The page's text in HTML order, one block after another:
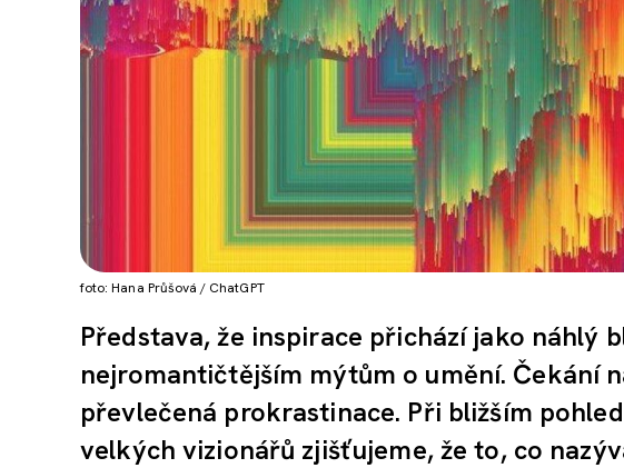
foto: Hana Průšová / ChatGPT
Představa, že inspirace přichází jako náhlý
nejromantičtějším mýtům o umění. Čekání
převlečená prokrastinace. Při bližším
velkých vizionářů zjišťujeme, že to, co